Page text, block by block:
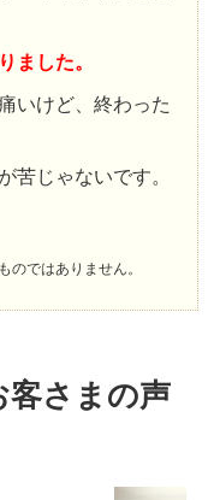
ました。
いけど、終わった
苦じゃないです。
ではありません。
客さまの声